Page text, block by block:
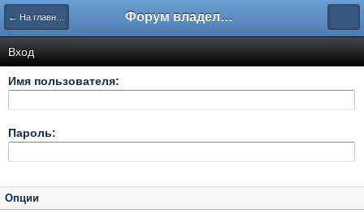
← На главную Форум владельцев интернет-магазинов
Вход
Имя пользователя:
Пароль:
Опции